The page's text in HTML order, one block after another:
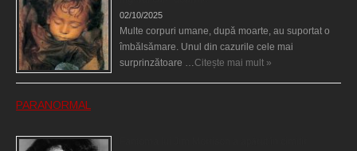
02/10/2025
Multe corpuri umane, după moarte, au suportat o
îmbălsămare. Unul din cazurile cele mai
surprinzătoare …Citește mai mult »
PARANORMAL